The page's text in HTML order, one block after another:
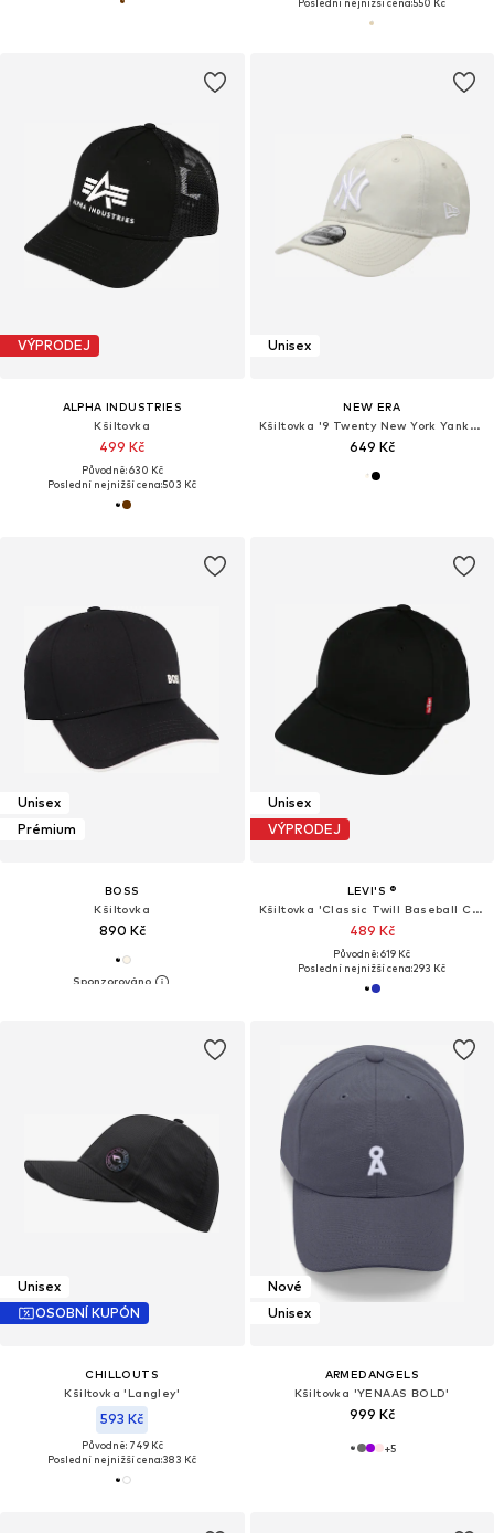
Poslední nejnižší cena:550 Kč
VÝPRODEJ
ALPHA INDUSTRIES
Kšiltovka
499 Kč
Původně: 630 Kč
Poslední nejnižší cena:503 Kč
Unisex
NEW ERA
Kšiltovka '9 Twenty New York Yankees'
649 Kč
Unisex
Prémium
BOSS
Kšiltovka
890 Kč
Unisex
VÝPRODEJ
LEVI'S ®
Kšiltovka 'Classic Twill Baseball Cap'
489 Kč
Původně: 619 Kč
Poslední nejnižší cena:293 Kč
Unisex
OSOBNÍ KUPÓN
CHILLOUTS
Kšiltovka 'Langley'
593 Kč
Původně: 749 Kč
Poslední nejnižší cena:383 Kč
Nové
Unisex
ARMEDANGELS
Kšiltovka 'YENAAS BOLD'
999 Kč
+5